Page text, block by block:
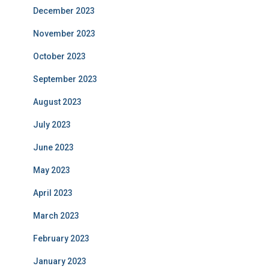
December 2023
November 2023
October 2023
September 2023
August 2023
July 2023
June 2023
May 2023
April 2023
March 2023
February 2023
January 2023